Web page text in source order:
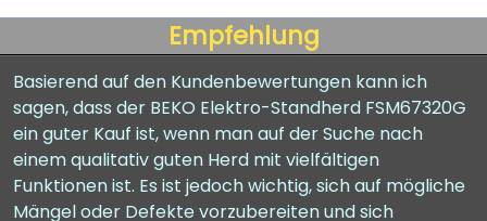
Empfehlung
Basierend auf den Kundenbewertungen kann ich
sagen, dass der BEKO Elektro-Standherd FSM67320G
ein guter Kauf ist, wenn man auf der Suche nach
einem qualitativ guten Herd mit vielfältigen
Funktionen ist. Es ist jedoch wichtig, sich auf mögliche
Mängel oder Defekte vorzubereiten und sich